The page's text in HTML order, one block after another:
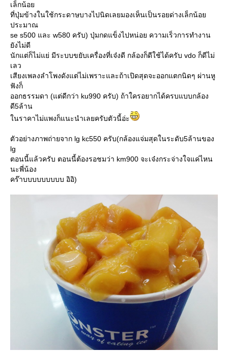
เล็กน้อ
ที่ปุ่มข้างในใช้กระดาษบางไปนิดเลยมองเห็นเป็นรอยด่างเล็กน้อ
ประมาณ
se s500 และ w580 ครับ) ปุ่มกดแข็งไปหน่อย ความเร็วการทำงาน
ังไม่ดี
นักแต่ก็ไม่แย่ มีระบบขยับเครื่องที่เจ๋งดี กล้องก็ดีใช้ได้ครับ vdo ก็ดีไม่
เลว
เสียงเพลงลำโพงดังแต่ไม่เพราะและถ้าเปิดสุดจะออกแตกนิดๆ ผ่านหู
ฟังก็
ออกธรรมดา (แต่ดีกว่า ku990 ครับ) ถ้าใครอยากได้ครบแบบกล้อง
ดี5ล้าน
นราคาไม่แพงก็แนะนำเลยครับตัวนี้อ่ะ
ตัวอย่างภาพถ่ายจาก lg kc550 ครับ(กล้องแจ่มสุดในระดับ5ล้านของ
lg
ตอนนี้แล้วครับ ตอนนี้ต้องรอชมว่า km900 จะเจ๋งกระจ่างใจแค่ไหน
นะพี่น้อง
คร๊าบบบบบบบบบ อิอิ)